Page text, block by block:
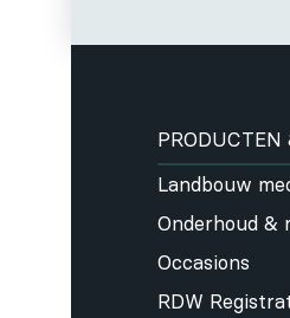
PRODUCTEN
Landbouw
Onderhoud &
Occasions
RDW